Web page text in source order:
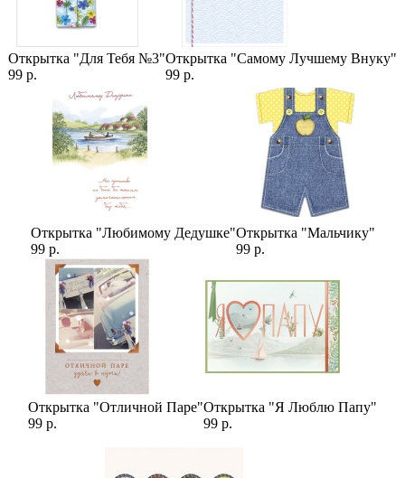
Открытка "Для Тебя №3"
99 р.
Открытка "Самому Лучшему Внуку"
99 р.
Открытка "Любимому Дедушке"
99 р.
Открытка "Мальчику"
99 р.
Открытка "Отличной Паре"
99 р.
Открытка "Я Люблю Папу"
99 р.